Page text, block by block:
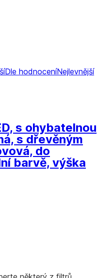
Dle hodnoceníNejlevnější
s ohybatelnou
s dřevěným
do
barvě, výška